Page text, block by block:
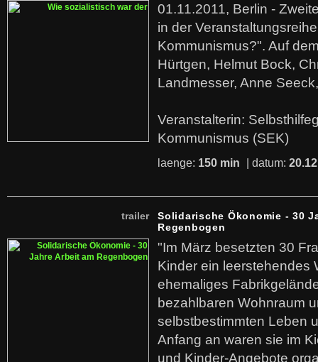
01.11.2011, Berlin -
in der
Kommunismus?". Auf
Hürtgen, Helmut Bock,
Landmesser, Anne
Veranstalterin:
Kommunismus (SEK)
laenge: 150 min | datum:
trailer
Solidarische Ökonomie - 30
Regenbogen
"Im März besetzten 30
Kinder ein leerstehendes
ehemaliges
bezahlbaren Wohnraum
selbstbestimmten Leben
Anfang an waren sie im
und Kinder-Angebote